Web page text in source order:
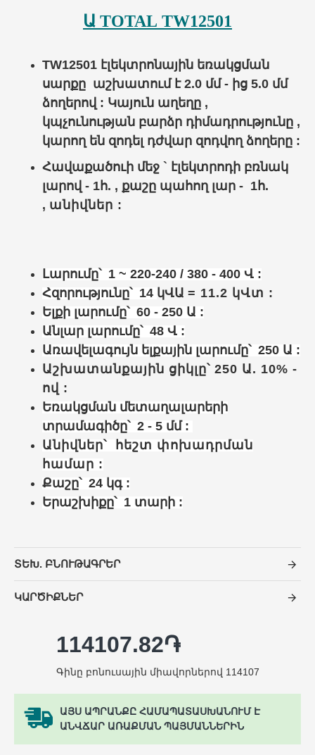
Ա TOTAL TW12501
TW12501 էլեկտրոնային եռակցման
սարքը աշխատում է 2.0 մմ - ից 5.0 մմ
ձողերով : Կայուն աղեղը ,
կպչունության բարձր դիմադրությունը ,
կարող են զոդել դժվար զոդվող ձողերը :
Հավաքածուի մեջ ` էլեկտրոդի բռնակ
լարով - 1հ. , քաշը պահող լար - 1հ.
, անիվներ :
Լարումը՝ 1 ~ 220-240 / 380 - 400 Վ :
Հզորությունը՝ 14 կՎԱ = 11.2 կՎտ :
Ելքի լարումը՝ 60 - 250 Ա :
Անլար լարումը՝ 48 Վ :
Առավելագույն ելքային լարումը՝ 250 Ա :
Աշխատանքային ցիկլը՝ 250 Ա. 10% -
ով :
Եռակցման մետաղալարերի
տրամագիծը՝ 2 - 5 մմ :
Անիվներ՝ հեշտ փոխադրման
համար :
Քաշը՝ 24 կգ :
Երաշխիքը՝ 1 տարի :
ՏԵԽ. ԲՆՈՒԹԱԳՐԵՐ
ԿԱՐԾԻՔՆԵՐ
ԱՅՍ ԱՊՐԱՆՔԸ ՀԱՄԱՊԱՏԱՍԽԱՆՈՒՄ Է
ԱՆՎՃԱՐ ԱՌԱՔՄԱՆ ՊԱՅՄԱՆՆԵՐԻՆ
114107.82֏
Գինը բոնուսային միավորներով 114107